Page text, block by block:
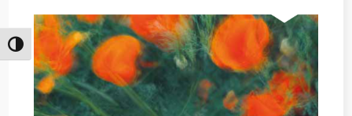
Nagy kontraszt váltása